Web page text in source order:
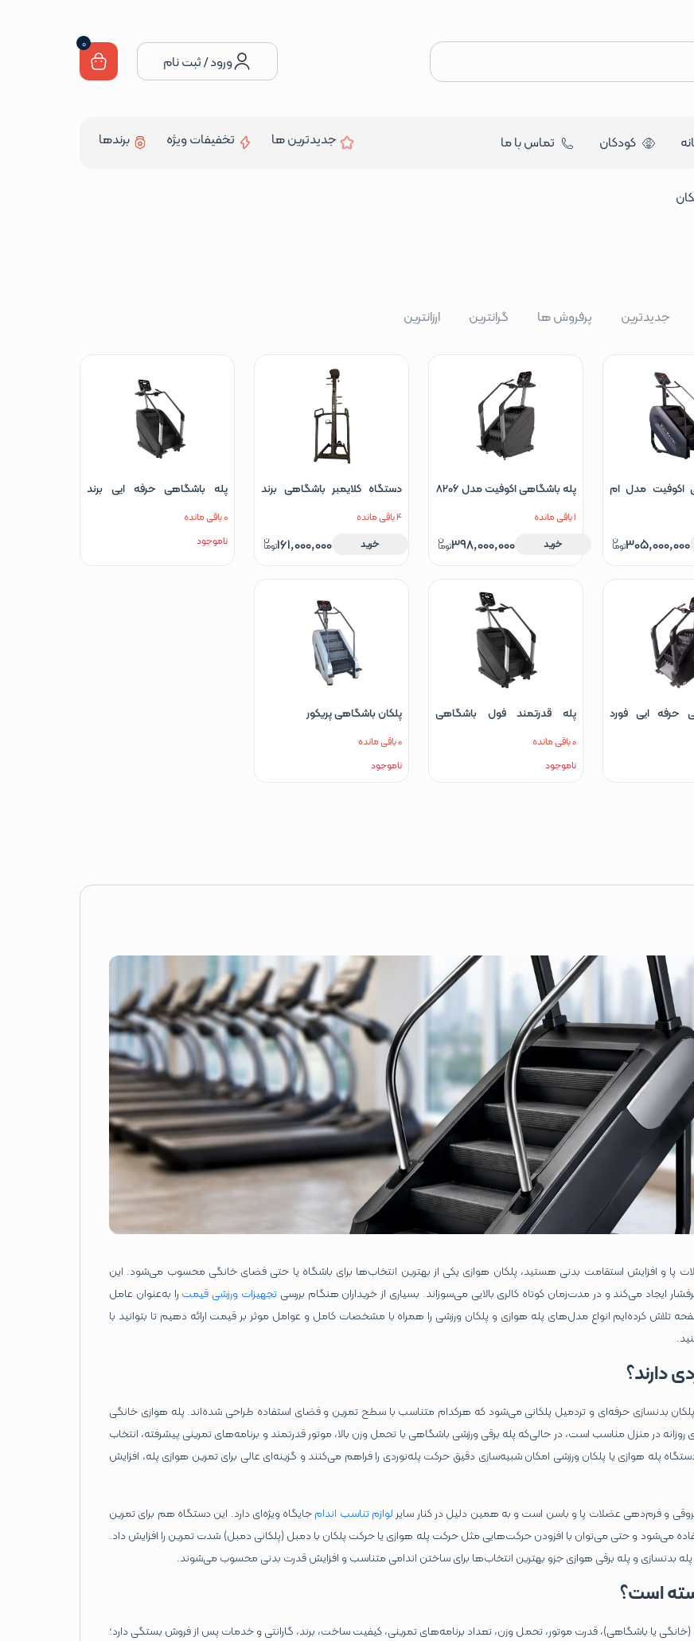
ورود / ثبت نام
0
کودکان تماس با ما جدیدترین ها تخفیفات ویژه برندها
جدیدترین پرفروش ها گرانترین ارزانترین
اکوفیت مدل ام
305,000,000
پله باشگاهی اکوفیت مدل 8206
1 باقی مانده
خرید
398,000,000
دستگاه کلایمبر باشگاهی برند
4 باقی مانده
خرید
161,000,000
پله باشگاهی حرفه ایی برند
0 باقی مانده
ناموجود
حرفه ایی فورد
پله قدرتمند فول باشگاهی
0 باقی مانده
ناموجود
پلکان باشگاهی پریکور
0 باقی مانده
ناموجود
پا و افزایش استقامت بدنی هستید، پلکان هوازی یکی از بهترین انتخاب‌ها برای باشگاه یا حتی فضای خانگی محسوب می‌شود. این
ایجاد می‌کند و در مدت‌زمان کوتاه کالری بالایی می‌سوزاند. بسیاری از خریداران هنگام بررسی تجهیزات ورزشی قیمت را به‌عنوان عامل
کرده‌ایم انواع مدل‌های پله هوازی و پلکان ورزشی را همراه با مشخصات کامل و عوامل موثر بر قیمت ارائه دهیم تا بتوانید با
دارند؟
بدنسازی حرفه‌ای و تردمیل پلکانی می‌شود که هرکدام متناسب با سطح تمرین و فضای استفاده طراحی شده‌اند. پله هوازی خانگی
در منزل مناسب است، در حالی‌که پله برقی ورزشی باشگاهی با تحمل وزن بالا، موتور قدرتمند و برنامه‌های تمرینی پیشرفته، انتخاب
هوازی یا پلکان ورزشی امکان شبیه‌سازی دقیق حرکت پله‌نوردی را فراهم می‌کنند و گزینه‌ای عالی برای تمرین هوازی پله، افزایش
و فرم‌دهی عضلات پا و باسن است و به همین دلیل در کنار سایر لوازم تناسب اندامجایگاه ویژه‌ای دارد. این دستگاه هم برای تمرین
می‌شود و حتی می‌توان با افزودن حرکت‌هایی مثل حرکت پله هوازی یا حرکت پلکان با دمبل (پلکانی دمبل) شدت تمرین را افزایش داد.
بدنسازی و پله برقی هوازی جزو بهترین انتخاب‌ها برای ساختن اندامی متناسب و افزایش قدرت بدنی محسوب می‌شوند.
است؟
یا باشگاهی)، قدرت موتور، تحمل وزن، تعداد برنامه‌های تمرینی، کیفیت ساخت، برند، گارانتی و خدمات پس از فروش بستگی دارد؛